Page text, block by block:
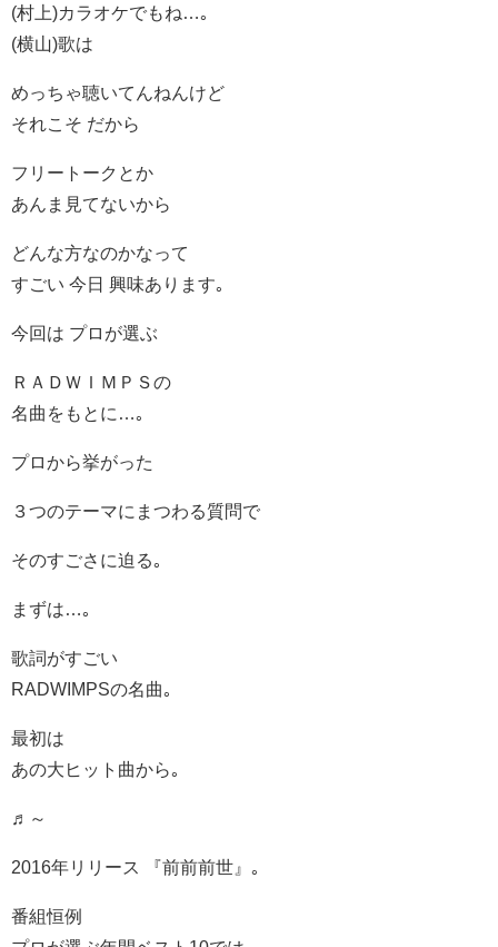
(村上)カラオケでもね…｡
(横山)歌は
めっちゃ聴いてんねんけど
それこそ だから
フリートークとか
あんま見てないから
どんな方なのかなって
すごい 今日 興味あります｡
今回は プロが選ぶ
ＲＡＤＷＩＭＰＳの
名曲をもとに…｡
プロから挙がった
３つのテーマにまつわる質問で
そのすごさに迫る｡
まずは…｡
歌詞がすごい
RADWIMPSの名曲｡
最初は
あの大ヒット曲から｡
♬～
2016年リリース 『前前前世』｡
番組恒例